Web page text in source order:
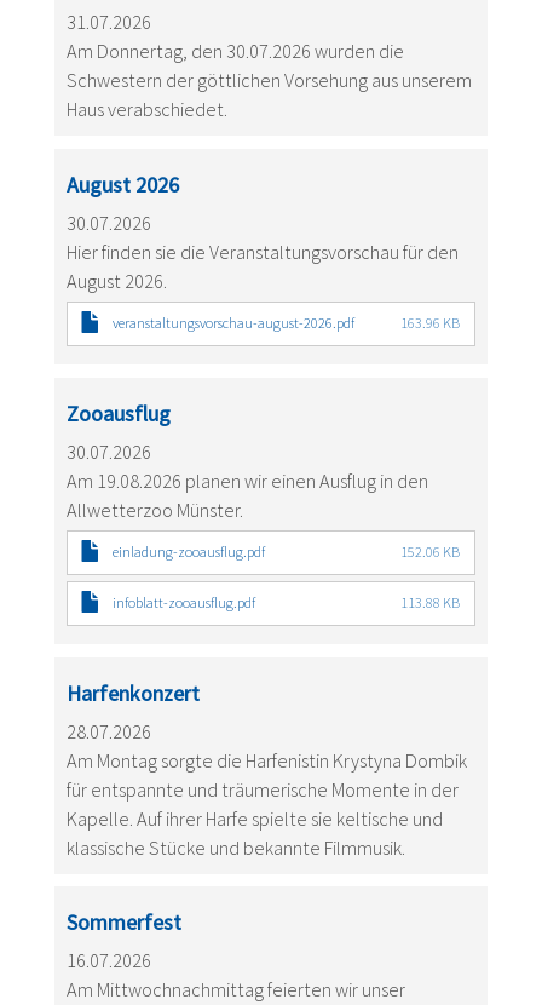
31.07.2026
Am Donnertag, den 30.07.2026 wurden die
Schwestern der göttlichen Vorsehung aus unserem
Haus verabschiedet.
August 2026
30.07.2026
Hier finden sie die Veranstaltungsvorschau für den
August 2026.
veranstaltungsvorschau-august-2026.pdf 163.96 KB
Zooausflug
30.07.2026
Am 19.08.2026 planen wir einen Ausflug in den
Allwetterzoo Münster.
einladung-zooausflug.pdf 152.06 KB
infoblatt-zooausflug.pdf 113.88 KB
Harfenkonzert
28.07.2026
Am Montag sorgte die Harfenistin Krystyna Dombik
für entspannte und träumerische Momente in der
Kapelle. Auf ihrer Harfe spielte sie keltische und
klassische Stücke und bekannte Filmmusik.
Sommerfest
16.07.2026
Am Mittwochnachmittag feierten wir unser